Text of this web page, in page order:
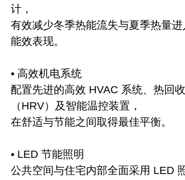
计，
有效减少冬季热能流失与夏季热量
能效表现。
• 高效机电系统
配置先进的高效 HVAC 系统、热回
（HRV）及智能温控装置，
在舒适与节能之间取得最佳平衡。
• LED 节能照明
公共空间与住宅内部全面采用 LED